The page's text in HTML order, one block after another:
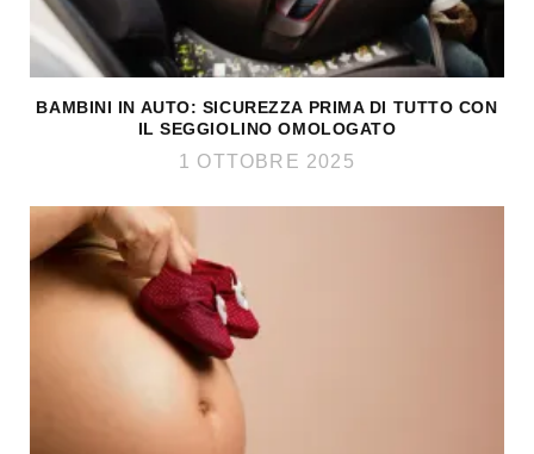
BAMBINI IN AUTO: SICUREZZA PRIMA DI TUTTO CON
IL SEGGIOLINO OMOLOGATO
1 OTTOBRE 2025